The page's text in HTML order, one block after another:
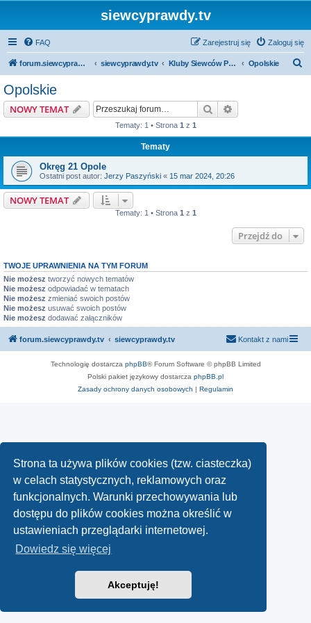
Strona ta używa plików cookies (tzw. ciasteczka)
w celach statystycznych, reklamowych oraz
funkcjonalnych. Warunki przechowywania lub
dostępu do plików cookies można określić w
ustawieniach przeglądarki internetowej.
Dowiedz się więcej
Akceptuję!
siewcyprawdy.tv
FAQ Zaloguj się
Zarejestruj się
forum.siewcyprawdy.tv siewcyprawdy.tv Kluby Siewców Prawdy Opolskie
Opolskie
NOWY TEMAT Szukaj
Tematy: 1 • Strona 1 z 1
Tematy
Okręg 21 Opole
Ostatni post autor: Jerzy Paszyński « 15 mar 2024, 20:26
NOWY TEMAT
Tematy: 1 • Strona 1 z 1
Przejdź do
TWOJE UPRAWNIENIA NA TYM FORUM
Nie możesz tworzyć nowych tematów
Nie możesz odpowiadać w tematach
Nie możesz zmieniać swoich postów
Nie możesz usuwać swoich postów
Nie możesz dodawać załączników
forum.siewcyprawdy.tv siewcyprawdy.tv Kontakt z nami
Technologię dostarcza phpBB® Forum Software © phpBB Limited
Polski pakiet językowy dostarcza phpBB.pl
Zasady ochrony danych osobowych | Regulamin